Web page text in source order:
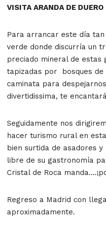
VISITA ARANDA DE DUERO
Para arrancar este día
verde donde discurría un
preciado mineral de estas
tapizadas por bosques de
caminata para
divertidissima, te
Seguidamente nos
hacer turismo rural en
bien surtida de asadores
libre de su gastronomía
Cristal de Roca
Regreso a Madrid con
aproximadamente.